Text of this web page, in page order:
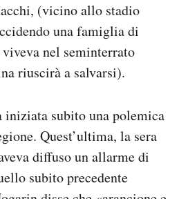
(vicino allo stadio
una famiglia di
nel seminterrato
riuscirà a salvarsi).
iniziata subito una polemica
Quest’ultima, la sera
diffuso un allarme di
subito precedente